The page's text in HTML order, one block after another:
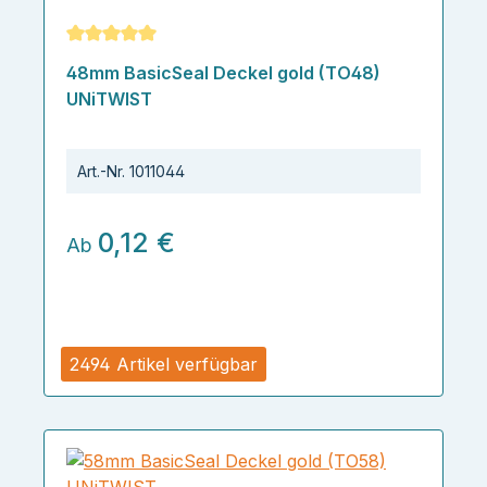
2494 Artikel verfügbar
Durchschnittliche Bewertung von 5 von 5 Sternen
48mm BasicSeal Deckel gold (TO48)
UNiTWIST
Art.-Nr. 1011044
Ab 0,12 €